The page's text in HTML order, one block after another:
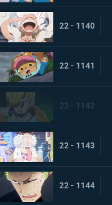
22 - 1140
22 - 1141
22 - 1142
22 - 1143
22 - 1144